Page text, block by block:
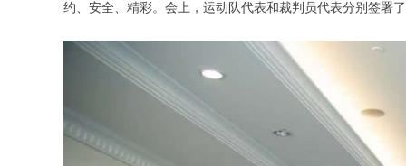
约、安全、精彩。会上，运动队代表和裁判员代表分别签署